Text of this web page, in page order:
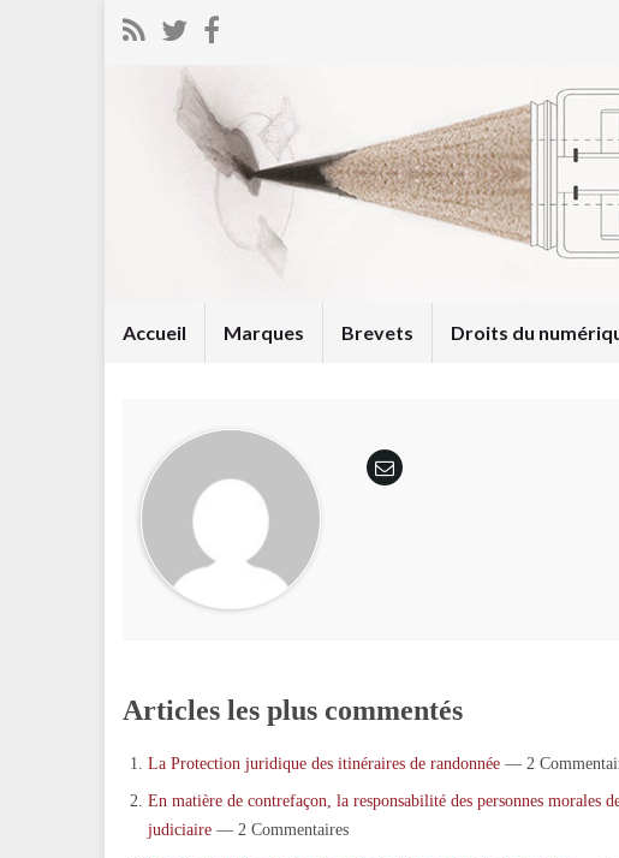
Accueil Marques Brevets Droits du
Articles les plus commentés
La Protection juridique des itinéraires de randonnée — 2
En matière de contrefaçon, la responsabilité des personnes
judiciaire — 2 Commentaires